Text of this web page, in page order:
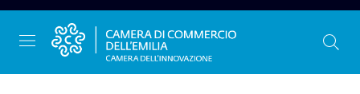
Vai al contenuto
Vai alla navigazione
Vai al footer